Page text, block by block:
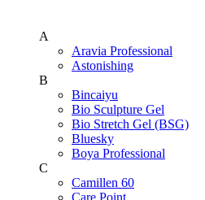
A
Aravia Professional
Astonishing
B
Bincaiyu
Bio Sculpture Gel
Bio Stretch Gel (BSG)
Bluesky
Boya Professional
C
Camillen 60
Care Point